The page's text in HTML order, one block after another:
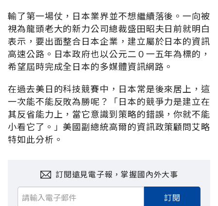
輸了第一場仗，日本業界並不想繼續落後。一向被
視為龍頭老大的新力公司總裁盛田昭夫日前就明白
表示，要出面整合日本企業，建立屬於日本的資訊
高速公路。日本政府也以公元二０一五年為標的，
希望屆時完成全日本的多媒體資訊網路。
在過去美日的科技競賽中，日本常是後來居上，這
一次能不能反敗為勝呢？「日本的競爭力是建立在
其反省能力上，當它意識到策略的錯誤，你就不能
小看它了。」美國副總統高爾的資訊政策顧問艾略
特如此分析。
訂閱遠見電子報，掌握國內外大事
訂閱